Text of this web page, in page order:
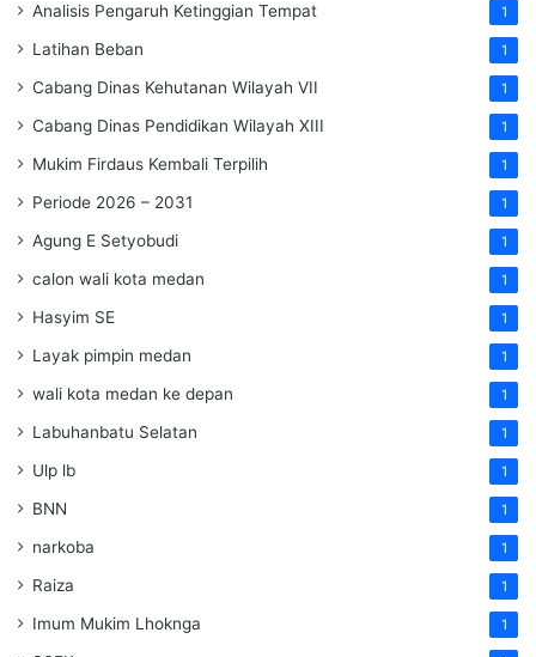
Analisis Pengaruh Ketinggian Tempat 1
Latihan Beban 1
Cabang Dinas Kehutanan Wilayah VII 1
Cabang Dinas Pendidikan Wilayah XIII 1
Mukim Firdaus Kembali Terpilih 1
Periode 2026 – 2031 1
Agung E Setyobudi 1
calon wali kota medan 1
Hasyim SE 1
Layak pimpin medan 1
wali kota medan ke depan 1
Labuhanbatu Selatan 1
Ulp lb 1
BNN 1
narkoba 1
Raiza 1
Imum Mukim Lhoknga 1